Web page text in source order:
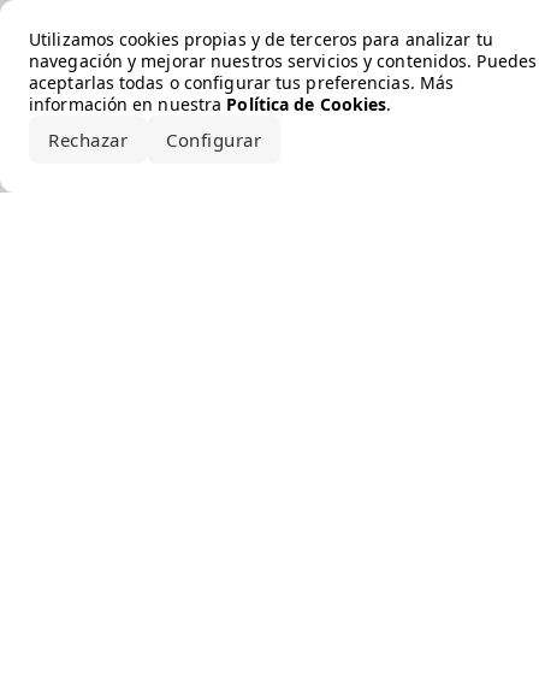
Utilizamos cookies propias y de terceros para analizar tu
navegación y mejorar nuestros servicios y contenidos. Puedes
aceptarlas todas o configurar tus preferencias. Más
información en nuestra Política de Cookies.
Rechazar Configurar
Error loading the brand